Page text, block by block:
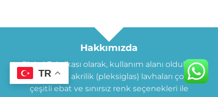
Hakkımızda
Pleksi Fabrikası olarak, kullanım alanı oldukça
geniş olan akrilik (pleksiglas) lavhaları çok
çeşitli ebat ve sınırsız renk seçenekleri ile
TR